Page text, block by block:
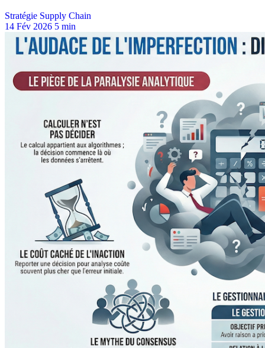
Stratégie Supply Chain
14 Fév 2026 5 min